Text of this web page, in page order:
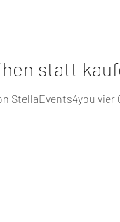
statt
StellaEvents4you